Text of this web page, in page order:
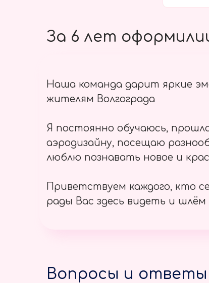
За 6 лет
Наша команда дарит яркие
жителям Волгограда
Я постоянно обучаюсь,
аэродизайну, посещаю
люблю познавать новое и
Приветствуем каждого, кто
рады Вас здесь видеть и шлём
Вопросы и ответы